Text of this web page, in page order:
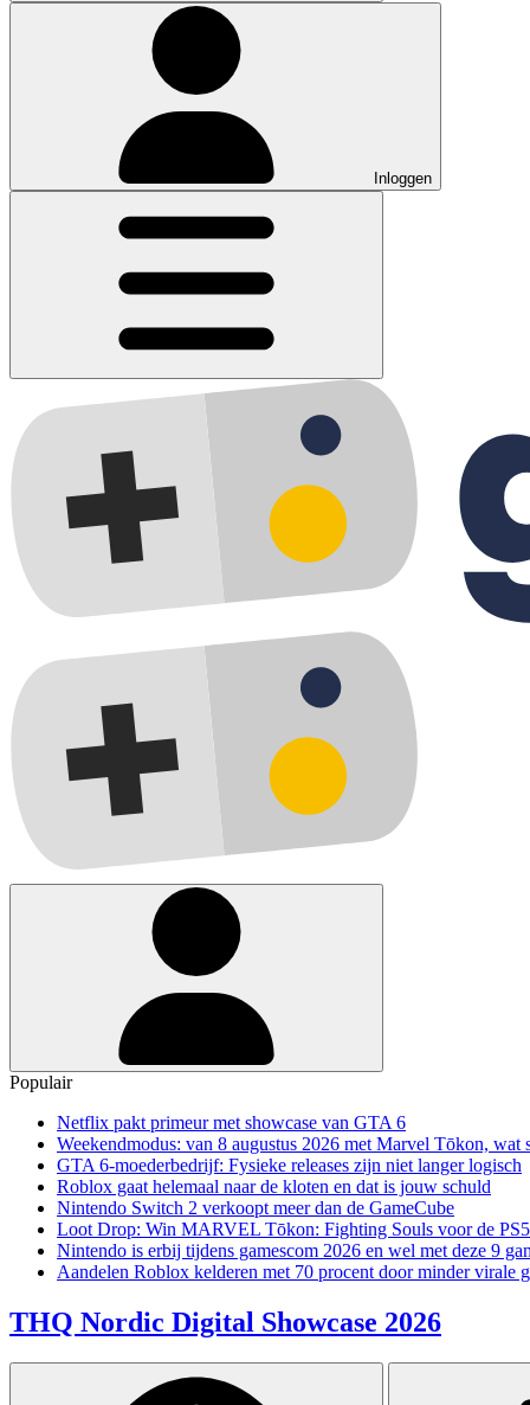
Inloggen
Populair
Netflix pakt primeur met showcase van GTA 6
Weekendmodus: van 8 augustus 2026 met Marvel Tōkon, wat
GTA 6-moederbedrijf: Fysieke releases zijn niet langer logisch
Roblox gaat helemaal naar de kloten en dat is jouw schuld
Nintendo Switch 2 verkoopt meer dan de GameCube
Loot Drop: Win MARVEL Tōkon: Fighting Souls voor de PS5
Nintendo is erbij tijdens gamescom 2026 en wel met deze 9
Aandelen Roblox kelderen met 70 procent door minder virale
THQ Nordic Digital Showcase 2026